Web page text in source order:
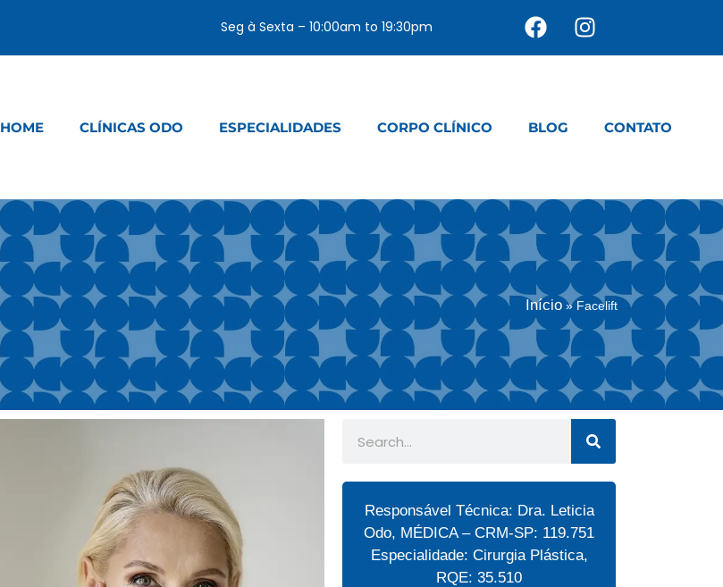
Seg à Sexta – 10:00am to 19:30pm
HOME CLÍNICAS ODO ESPECIALIDADES CORPO CLÍNICO BLOG CONTATO
Início »Facelift
Responsável Técnica: Dra. Leticia
Odo, MÉDICA – CRM-SP: 119.751
Especialidade: Cirurgia Plástica,
RQE: 35.510